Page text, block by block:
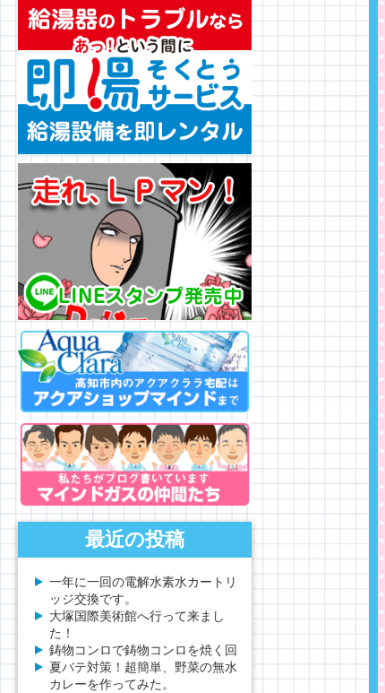
最近の投稿
一年に一回の電解水素水カートリ
ッジ交換です。
大塚国際美術館へ行って来まし
た！
鋳物コンロで鋳物コンロを焼く回
夏バテ対策！超簡単、野菜の無水
カレーを作ってみた。